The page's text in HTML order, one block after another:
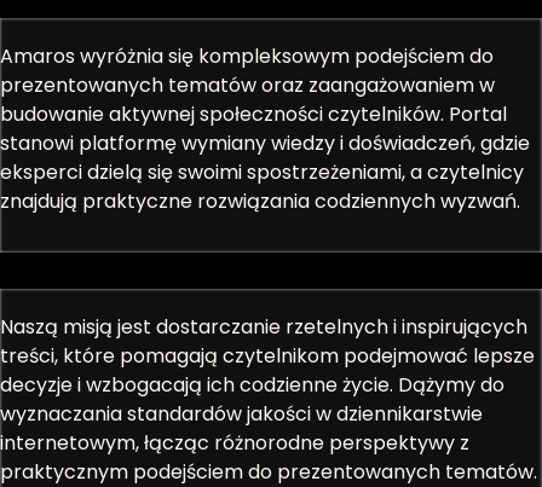
Amaros wyróżnia się kompleksowym podejściem do
prezentowanych tematów oraz zaangażowaniem w
budowanie aktywnej społeczności czytelników. Portal
stanowi platformę wymiany wiedzy i doświadczeń, gdzie
eksperci dzielą się swoimi spostrzeżeniami, a czytelnicy
znajdują praktyczne rozwiązania codziennych wyzwań.
Naszą misją jest dostarczanie rzetelnych i inspirujących
treści, które pomagają czytelnikom podejmować lepsze
decyzje i wzbogacają ich codzienne życie. Dążymy do
wyznaczania standardów jakości w dziennikarstwie
internetowym, łącząc różnorodne perspektywy z
praktycznym podejściem do prezentowanych tematów.